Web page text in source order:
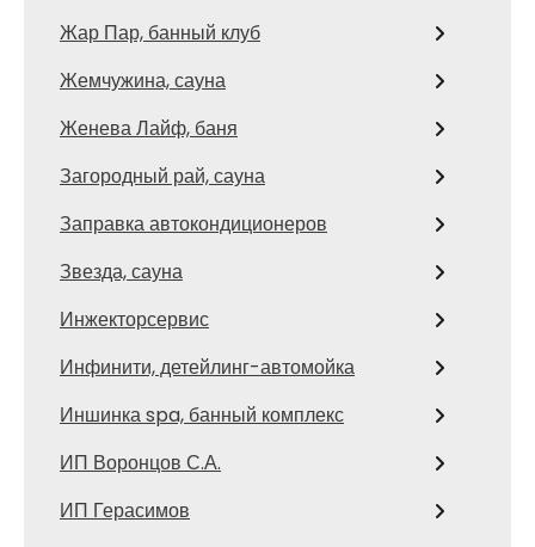
Жар Пар, банный клуб
Жемчужина, сауна
Женева Лайф, баня
Загородный рай, сауна
Заправка автокондиционеров
Звезда, сауна
Инжекторсервис
Инфинити, детейлинг-автомойка
Иншинка spa, банный комплекс
ИП Воронцов С.А.
ИП Герасимов